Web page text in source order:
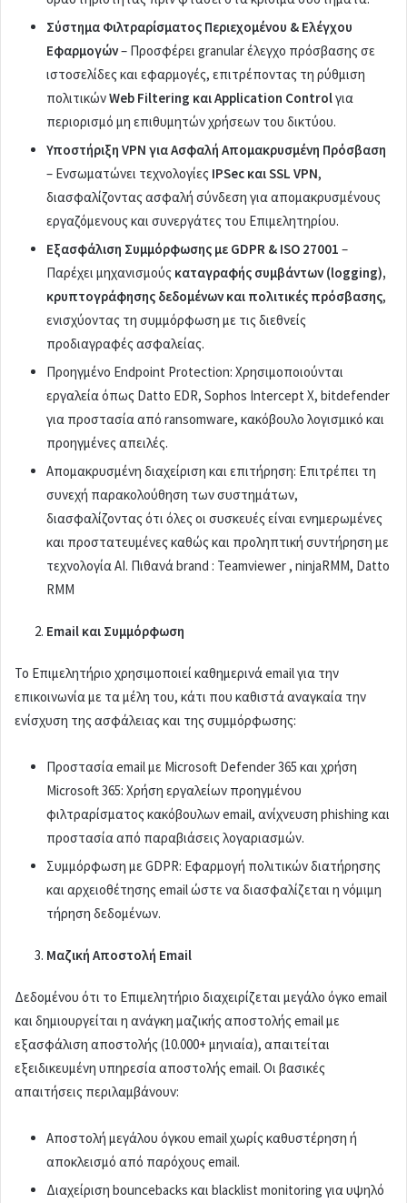
Σύστημα Φιλτραρίσματος Περιεχομένου & Ελέγχου
Εφαρμογών– Προσφέρει granular έλεγχο πρόσβασης σε
ιστοσελίδες και εφαρμογές, επιτρέποντας τη ρύθμιση
πολιτικώνWeb Filtering και Application Controlγια
περιορισμό μη επιθυμητών χρήσεων του δικτύου.
Υποστήριξη VPN για Ασφαλή Απομακρυσμένη Πρόσβαση
– Ενσωματώνει τεχνολογίες IPSec και SSL VPN,
διασφαλίζοντας ασφαλή σύνδεση για απομακρυσμένους
εργαζόμενους και συνεργάτες του Επιμελητηρίου.
Εξασφάλιση Συμμόρφωσης με GDPR & ISO 27001 –
Παρέχει μηχανισμούς καταγραφής συμβάντων (logging),
κρυπτογράφησης δεδομένων και πολιτικές πρόσβασης,
ενισχύοντας τη συμμόρφωση με τις διεθνείς
προδιαγραφές ασφαλείας.
Προηγμένο Endpoint Protection: Χρησιμοποιούνται
εργαλεία όπως Datto EDR, Sophos Intercept X, bitdefender
για προστασία από ransomware, κακόβουλο λογισμικό και
προηγμένες απειλές.
Απομακρυσμένη διαχείριση και επιτήρηση: Επιτρέπει τη
συνεχή παρακολούθηση των συστημάτων,
διασφαλίζοντας ότι όλες οι συσκευές είναι ενημερωμένες
και προστατευμένες καθώς και προληπτική συντήρηση με
τεχνολογία AI. Πιθανά brand : Teamviewer , ninjaRMM, Datto
RMM
Email και Συμμόρφωση
Το Επιμελητήριο χρησιμοποιεί καθημερινά email για την
επικοινωνία με τα μέλη του, κάτι που καθιστά αναγκαία την
ενίσχυση της ασφάλειας και της συμμόρφωσης:
Προστασία email με Microsoft Defender 365 και χρήση
Microsoft 365: Χρήση εργαλείων προηγμένου
φιλτραρίσματος κακόβουλων email, ανίχνευση phishing και
προστασία από παραβιάσεις λογαριασμών.
Συμμόρφωση με GDPR: Εφαρμογή πολιτικών διατήρησης
και αρχειοθέτησης email ώστε να διασφαλίζεται η νόμιμη
τήρηση δεδομένων.
Μαζική Αποστολή Email
Δεδομένου ότι το Επιμελητήριο διαχειρίζεται μεγάλο όγκο email
και δημιουργείται η ανάγκη μαζικής αποστολής email με
εξασφάλιση αποστολής (10.000+ μηνιαία), απαιτείται
εξειδικευμένη υπηρεσία αποστολής email. Οι βασικές
απαιτήσεις περιλαμβάνουν:
Αποστολή μεγάλου όγκου email χωρίς καθυστέρηση ή
αποκλεισμό από παρόχους email.
Διαχείριση bouncebacks και blacklist monitoring για υψηλό